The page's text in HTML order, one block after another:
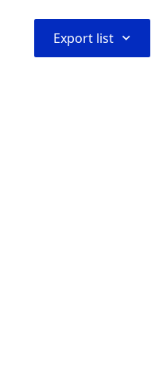
Export list ⌃